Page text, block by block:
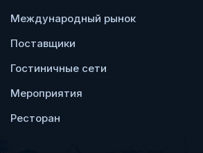
Международный рынок
Поставщики
Гостиничные сети
Мероприятия
Ресторан